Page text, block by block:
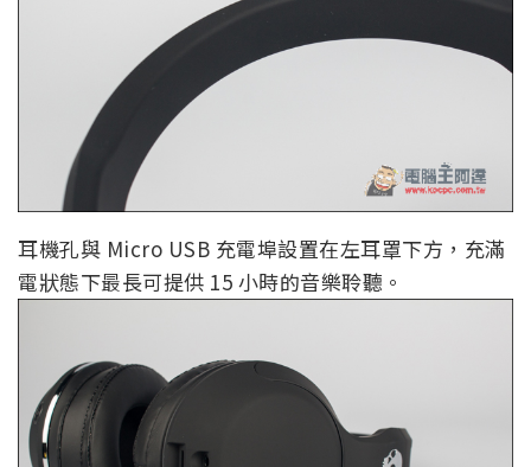
耳機孔與 Micro USB 充電埠設置在左耳罩下方，充滿
電狀態下最長可提供 15 小時的音樂聆聽。